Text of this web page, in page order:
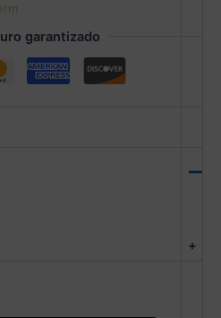
+
garantizado